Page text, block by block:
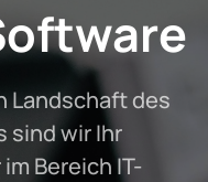
Landschaft des
sind wir Ihr
Bereich IT-